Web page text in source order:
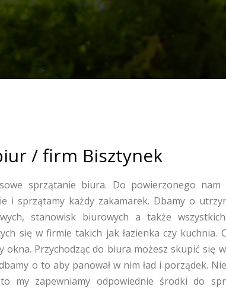
/ firm Bisztynek
sprzątanie biura. Do powierzonego nam
i sprzątamy każdy zakamarek. Dbamy o
stanowisk biurowych a także
się w firmie takich jak łazienka czy kuchnia.
okna. Przychodząc do biura możesz skupić się
o to aby panował w nim ład i porządek.
my zapewniamy odpowiednie środki do